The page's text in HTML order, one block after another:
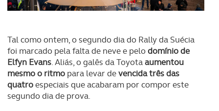
Tal como ontem, o segundo dia do Rally da Suécia
foi marcado pela falta de neve e pelodomínio de
Elfyn Evans. Aliás, o galês da Toyotaaumentou
mesmo o ritmo para levar devencida três das
quatroespeciais que acabaram por compor este
segundo dia de prova.